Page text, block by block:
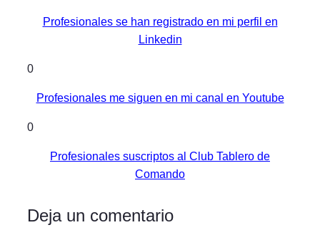
Profesionales se han registrado en mi perfil en
Linkedin
0
Profesionales me siguen en mi canal en Youtube
0
Profesionales suscriptos al Club Tablero de
Comando
Deja un comentario